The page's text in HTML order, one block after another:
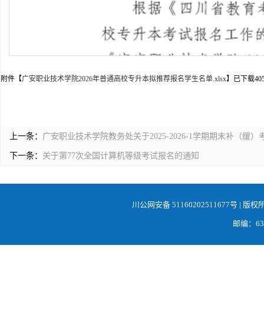
附件【广安职业技术学院2026年普通高校专升本拟推荐报名学生名单.xlsx】已下载
上一条： 广安职业技术学院教务处关于2025-2026-1学期期末补（缓）
下一条： 关于第77次全国计算机等级考试报名的通知
川公网安备 51160202511677号 | 版权
邮编：